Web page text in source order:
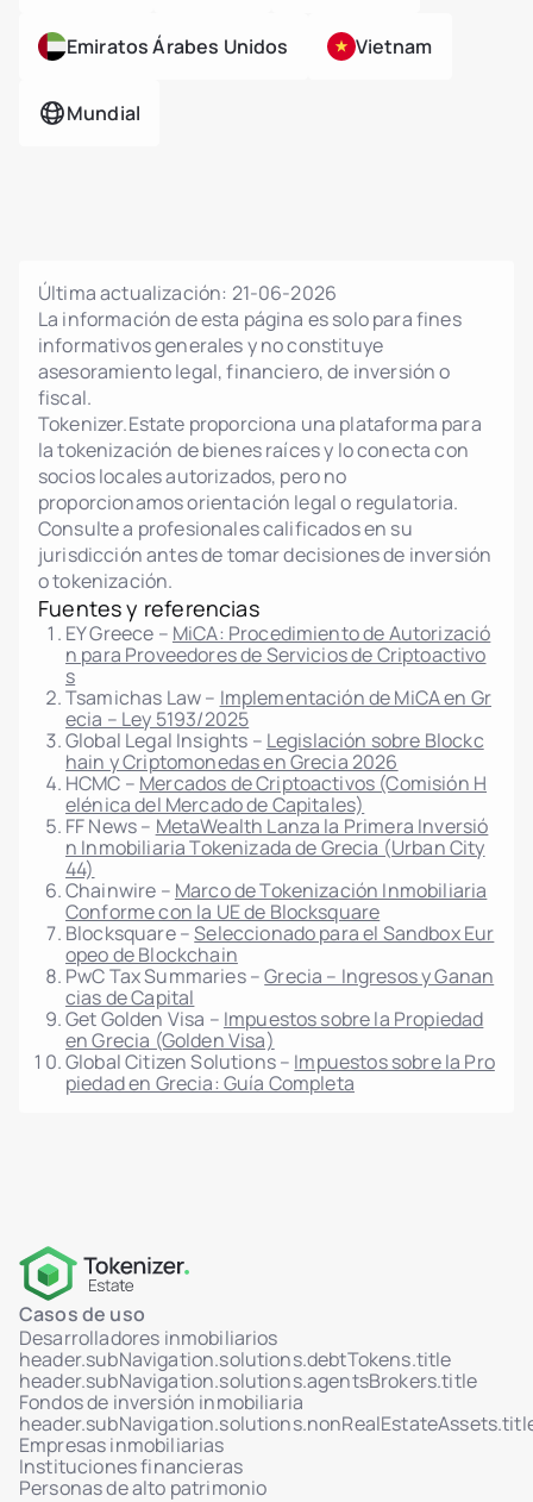
Emiratos Árabes Unidos Vietnam
Mundial
Última actualización: 21-06-2026
La información de esta página es solo para fines
informativos generales y no constituye
asesoramiento legal, financiero, de inversión o
fiscal.
Tokenizer.Estate proporciona una plataforma para
la tokenización de bienes raíces y lo conecta con
socios locales autorizados, pero no
proporcionamos orientación legal o regulatoria.
Consulte a profesionales calificados en su
jurisdicción antes de tomar decisiones de inversión
o tokenización.
Fuentes y referencias
EY Greece – MiCA: Procedimiento de Autorizació
n para Proveedores de Servicios de Criptoactivo
s
Tsamichas Law – Implementación de MiCA en Gr
ecia – Ley 5193/2025
Global Legal Insights – Legislación sobre Blockc
hain y Criptomonedas en Grecia 2026
HCMC – Mercados de Criptoactivos (Comisión H
elénica del Mercado de Capitales)
FF News – MetaWealth Lanza la Primera Inversió
n Inmobiliaria Tokenizada de Grecia (Urban City
44)
Chainwire – Marco de Tokenización Inmobiliaria
Conforme con la UE de Blocksquare
Blocksquare –Seleccionado para el Sandbox Eur
opeo de Blockchain
PwC Tax Summaries –Grecia – Ingresos y Ganan
cias de Capital
Get Golden Visa – Impuestos sobre la Propiedad
en Grecia (Golden Visa)
Global Citizen Solutions – Impuestos sobre la Pro
piedad en Grecia: Guía Completa
Casos de uso
Desarrolladores inmobiliarios
header.subNavigation.solutions.debtTokens.title
header.subNavigation.solutions.agentsBrokers.title
Fondos de inversión inmobiliaria
Empresas inmobiliarias
Instituciones financieras
Personas de alto patrimonio